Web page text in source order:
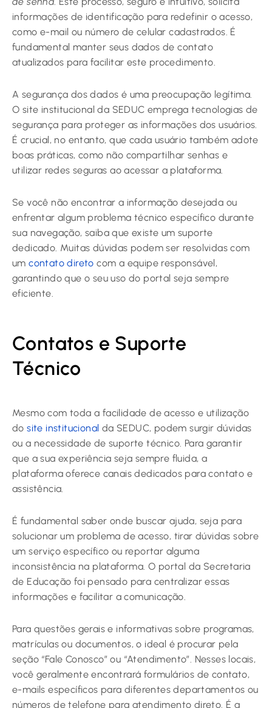
informações de identificação para redefinir o acesso,
como e-mail ou número de celular cadastrados. É
fundamental manter seus dados de contato
atualizados para facilitar este procedimento.
A segurança dos dados é uma preocupação legítima.
O site institucional da SEDUC emprega tecnologias de
segurança para proteger as informações dos usuários.
É crucial, no entanto, que cada usuário também adote
boas práticas, como não compartilhar senhas e
utilizar redes seguras ao acessar a plataforma.
Se você não encontrar a informação desejada ou
enfrentar algum problema técnico específico durante
sua navegação, saiba que existe um suporte
dedicado. Muitas dúvidas podem ser resolvidas com
umcontato direto com a equipe responsável,
garantindo que o seu uso do portal seja sempre
eficiente.
Contatos e Suporte
Técnico
Mesmo com toda a facilidade de acesso e utilização
dosite institucional da SEDUC, podem surgir dúvidas
ou a necessidade de suporte técnico. Para garantir
que a sua experiência seja sempre fluida, a
plataforma oferece canais dedicados para contato e
assistência.
É fundamental saber onde buscar ajuda, seja para
solucionar um problema de acesso, tirar dúvidas sobre
um serviço específico ou reportar alguma
inconsistência na plataforma. O portal da Secretaria
de Educação foi pensado para centralizar essas
informações e facilitar a comunicação.
Para questões gerais e informativas sobre programas,
matrículas ou documentos, o ideal é procurar pela
seção “Fale Conosco” ou “Atendimento”. Nesses locais,
você geralmente encontrará formulários de contato,
e-mails específicos para diferentes departamentos ou
números de telefone para atendimento direto. É a